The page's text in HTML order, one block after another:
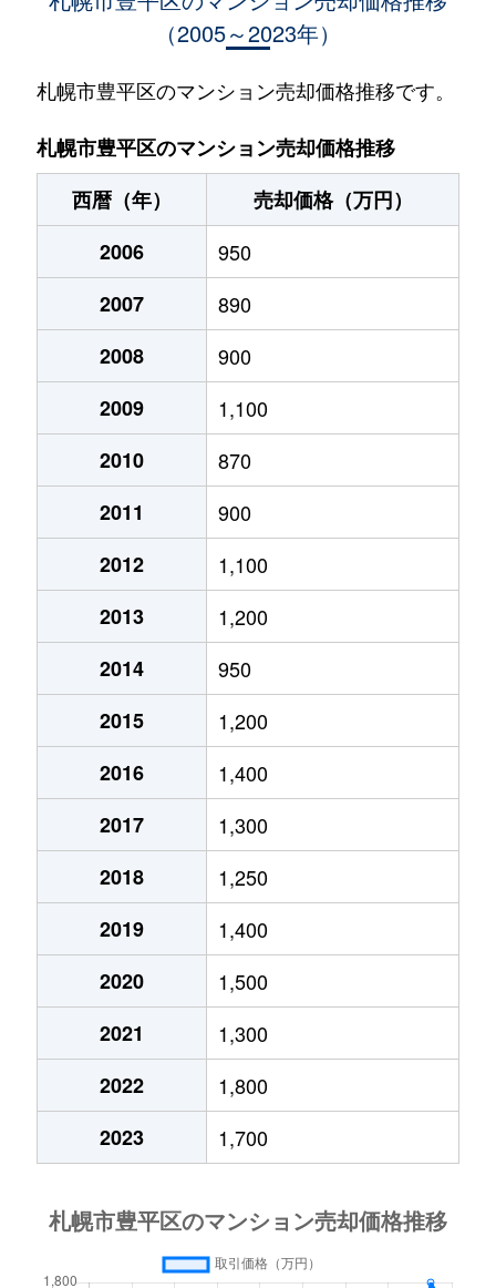
2,500万円 月寒中央
月寒中央通
2,700万円 月寒中央
月寒中央通
1,500万円 月寒中央
月寒中央通
3,000万円 月寒中央
月寒中央通
2,000万円
月寒中央通
260万円
月寒中央通
3,000万円
月寒中央通
3,300万円
月寒西１条
2,900万円
月寒西１条
1,600万円
月寒西１条
1,400万円
月寒西１条
1,100万円
月寒西２条
2,000万円
月寒西３条
1,800万円
月寒西３条
1,500万円
月寒西３条
1,700万円
月寒西３条
1,800万円
月寒西４条
1,700万円
月寒西４条
880万円
月寒西４条
700万円
月寒西５条
810万円
月寒西５条
1,600万円
月寒東１条
2,300万円 月寒中央
徒歩
2,100万円 月寒中央
（2005～2023年）
札幌市豊平区のマンション売却価格推移です。
札幌市豊平区のマンション売却価格推移
西暦（年）
売却価格（万円）
2006
950
2007
890
2008
900
2009
1,100
2010
870
2011
900
2012
1,100
2013
1,200
2014
950
2015
1,200
2016
1,400
2017
1,300
2018
1,250
2019
1,400
2020
1,500
2021
1,300
2022
1,800
2023
1,700